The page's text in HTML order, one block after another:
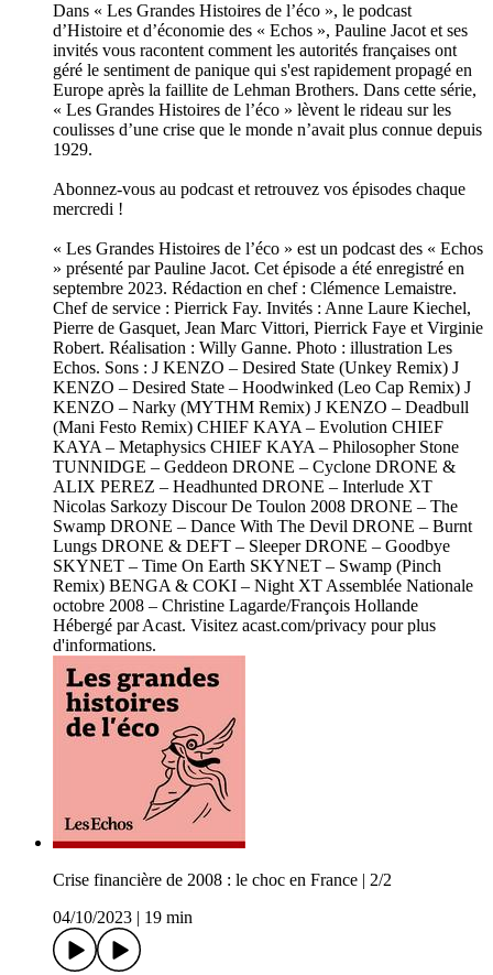
Dans « Les Grandes Histoires de l’éco », le podcast
d’Histoire et d’économie des « Echos », Pauline Jacot et ses
invités vous racontent comment les autorités françaises ont
géré le sentiment de panique qui s'est rapidement propagé en
Europe après la faillite de Lehman Brothers. Dans cette série,
« Les Grandes Histoires de l’éco » lèvent le rideau sur les
coulisses d’une crise que le monde n’avait plus connue depuis
1929.
Abonnez-vous au podcast et retrouvez vos épisodes chaque
mercredi !
« Les Grandes Histoires de l’éco » est un podcast des « Echos
» présenté par Pauline Jacot. Cet épisode a été enregistré en
septembre 2023. Rédaction en chef : Clémence Lemaistre.
Chef de service : Pierrick Fay. Invités : Anne Laure Kiechel,
Pierre de Gasquet, Jean Marc Vittori, Pierrick Faye et Virginie
Robert. Réalisation : Willy Ganne. Photo : illustration Les
Echos. Sons : J KENZO – Desired State (Unkey Remix) J
KENZO – Desired State – Hoodwinked (Leo Cap Remix) J
KENZO – Narky (MYTHM Remix) J KENZO – Deadbull
(Mani Festo Remix) CHIEF KAYA – Evolution CHIEF
KAYA – Metaphysics CHIEF KAYA – Philosopher Stone
TUNNIDGE – Geddeon DRONE – Cyclone DRONE &
ALIX PEREZ – Headhunted DRONE – Interlude XT
Nicolas Sarkozy Discour De Toulon 2008 DRONE – The
Swamp DRONE – Dance With The Devil DRONE – Burnt
Lungs DRONE & DEFT – Sleeper DRONE – Goodbye
SKYNET – Time On Earth SKYNET – Swamp (Pinch
Remix) BENGA & COKI – Night XT Assemblée Nationale
octobre 2008 – Christine Lagarde/François Hollande
Hébergé par Acast. Visitez acast.com/privacy pour plus
d'informations.
Crise financière de 2008 : le choc en France | 2/2
04/10/2023
19 min